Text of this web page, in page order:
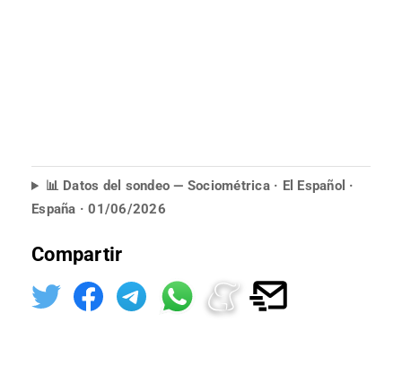
📊 Datos del sondeo — Sociométrica · El Español ·
España · 01/06/2026
Compartir